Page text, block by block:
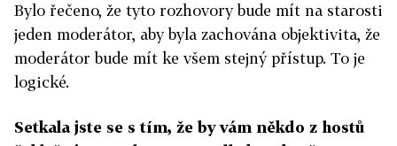
Bylo řečeno, že tyto rozhovory bude mít na starosti
jeden moderátor, aby byla zachována objektivita, že
moderátor bude mít ke všem stejný přístup. To je
logické.
Setkala jste se s tím, že by vám někdo z hostů